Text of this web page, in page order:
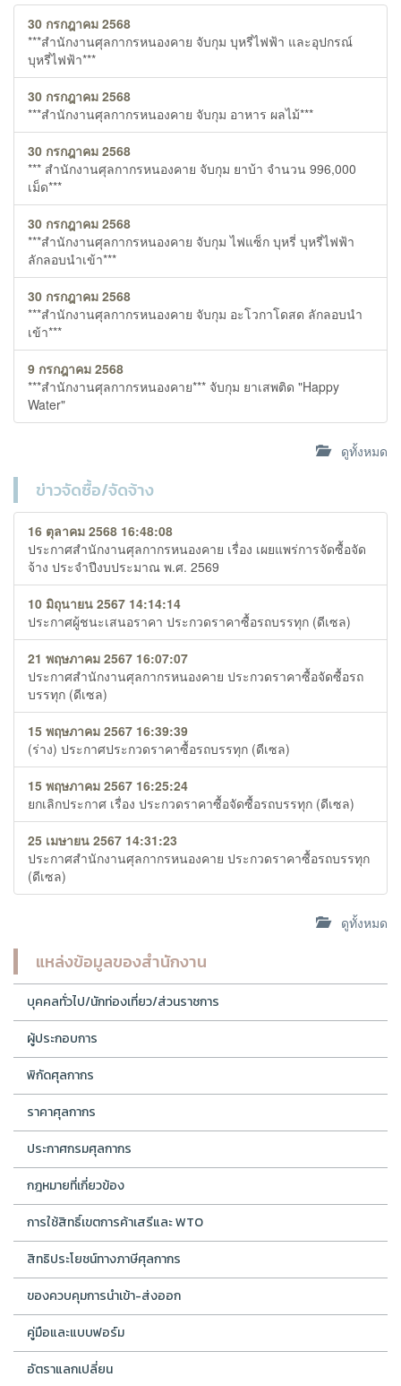
30 กรกฎาคม 2568
***สำนักงานศุลกากรหนองคาย จับกุม บุหรี่ไฟฟ้า และอุปกรณ์
บุหรี่ไฟฟ้า***
30 กรกฎาคม 2568
***สำนักงานศุลกากรหนองคาย จับกุม อาหาร ผลไม้***
30 กรกฎาคม 2568
*** สำนักงานศุลกากรหนองคาย จับกุม ยาบ้า จำนวน 996,000
เม็ด***
30 กรกฎาคม 2568
***สำนักงานศุลกากรหนองคาย จับกุม ไฟแซ็ก บุหรี่ บุหรี่ไฟฟ้า
ลักลอบนำเข้า***
30 กรกฎาคม 2568
***สำนักงานศุลกากรหนองคาย จับกุม อะโวกาโดสด ลักลอบนำ
เข้า***
9 กรกฎาคม 2568
***สำนักงานศุลกากรหนองคาย*** จับกุม ยาเสพติด "Happy
Water"
ดูทั้งหมด
ข่าวจัดซื้อ/จัดจ้าง
16 ตุลาคม 2568 16:48:08
ประกาศสำนักงานศุลกากรหนองคาย เรื่อง เผยแพร่การจัดซื้อจัด
จ้าง ประจำปีงบประมาณ พ.ศ. 2569
10 มิถุนายน 2567 14:14:14
ประกาศผู้ชนะเสนอราคา ประกวดราคาซื้อรถบรรทุก (ดีเซล)
21 พฤษภาคม 2567 16:07:07
ประกาศสำนักงานศุลกากรหนองคาย ประกวดราคาซื้อจัดซื้อรถ
บรรทุก (ดีเซล)
15 พฤษภาคม 2567 16:39:39
(ร่าง) ประกาศประกวดราคาซื้อรถบรรทุก (ดีเซล)
15 พฤษภาคม 2567 16:25:24
ยกเลิกประกาศ เรื่อง ประกวดราคาซื้อจัดซื้อรถบรรทุก (ดีเซล)
25 เมษายน 2567 14:31:23
ประกาศสำนักงานศุลกากรหนองคาย ประกวดราคาซื้อรถบรรทุก
(ดีเซล)
ดูทั้งหมด
แหล่งข้อมูลของสำนักงาน
บุคคลทั่วไป/นักท่องเที่ยว/ส่วนราชการ
ผู้ประกอบการ
พิกัดศุลกากร
ราคาศุลกากร
ประกาศกรมศุลกากร
กฎหมายที่เกี่ยวข้อง
การใช้สิทธิ์เขตการค้าเสรีและ WTO
สิทธิประโยชน์ทางภาษีศุลกากร
ของควบคุมการนำเข้า-ส่งออก
คู่มือและแบบฟอร์ม
อัตราแลกเปลี่ยน